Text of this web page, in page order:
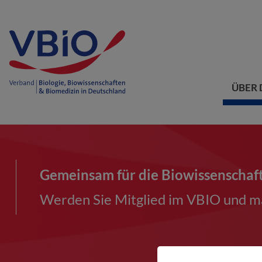
ÜBER
Gemeinsam für die
Werden Sie Mitglied im VBIO und